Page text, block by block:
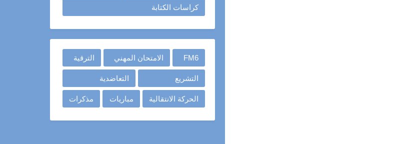
كراسات الكتابة
FM6 الامتحان المهني الترقية
التشريع التعاضدية
الحركة الانتقالية مباريات مذكرات